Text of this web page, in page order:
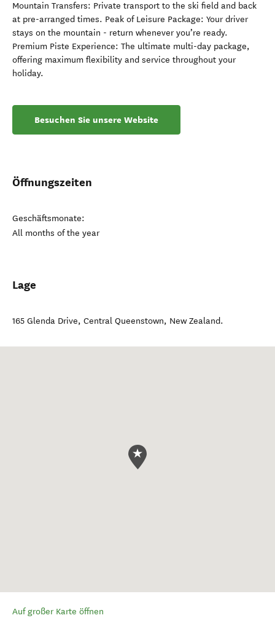
Mountain Transfers: Private transport to the ski field and back
at pre-arranged times. Peak of Leisure Package: Your driver
stays on the mountain - return whenever you’re ready.
Premium Piste Experience: The ultimate multi-day package,
offering maximum flexibility and service throughout your
holiday.
Besuchen Sie unsere Website
Öffnungszeiten
Geschäftsmonate:
All months of the year
Lage
165 Glenda Drive, Central Queenstown, New Zealand.
Auf großer Karte öffnen